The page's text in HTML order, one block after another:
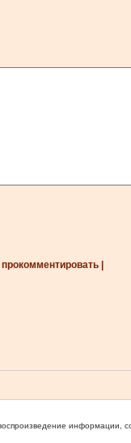
| прокомментировать |
информации,